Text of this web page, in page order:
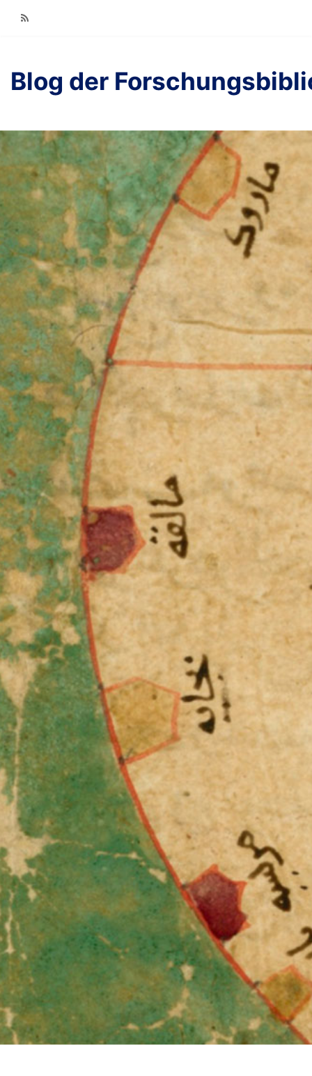
Blog der